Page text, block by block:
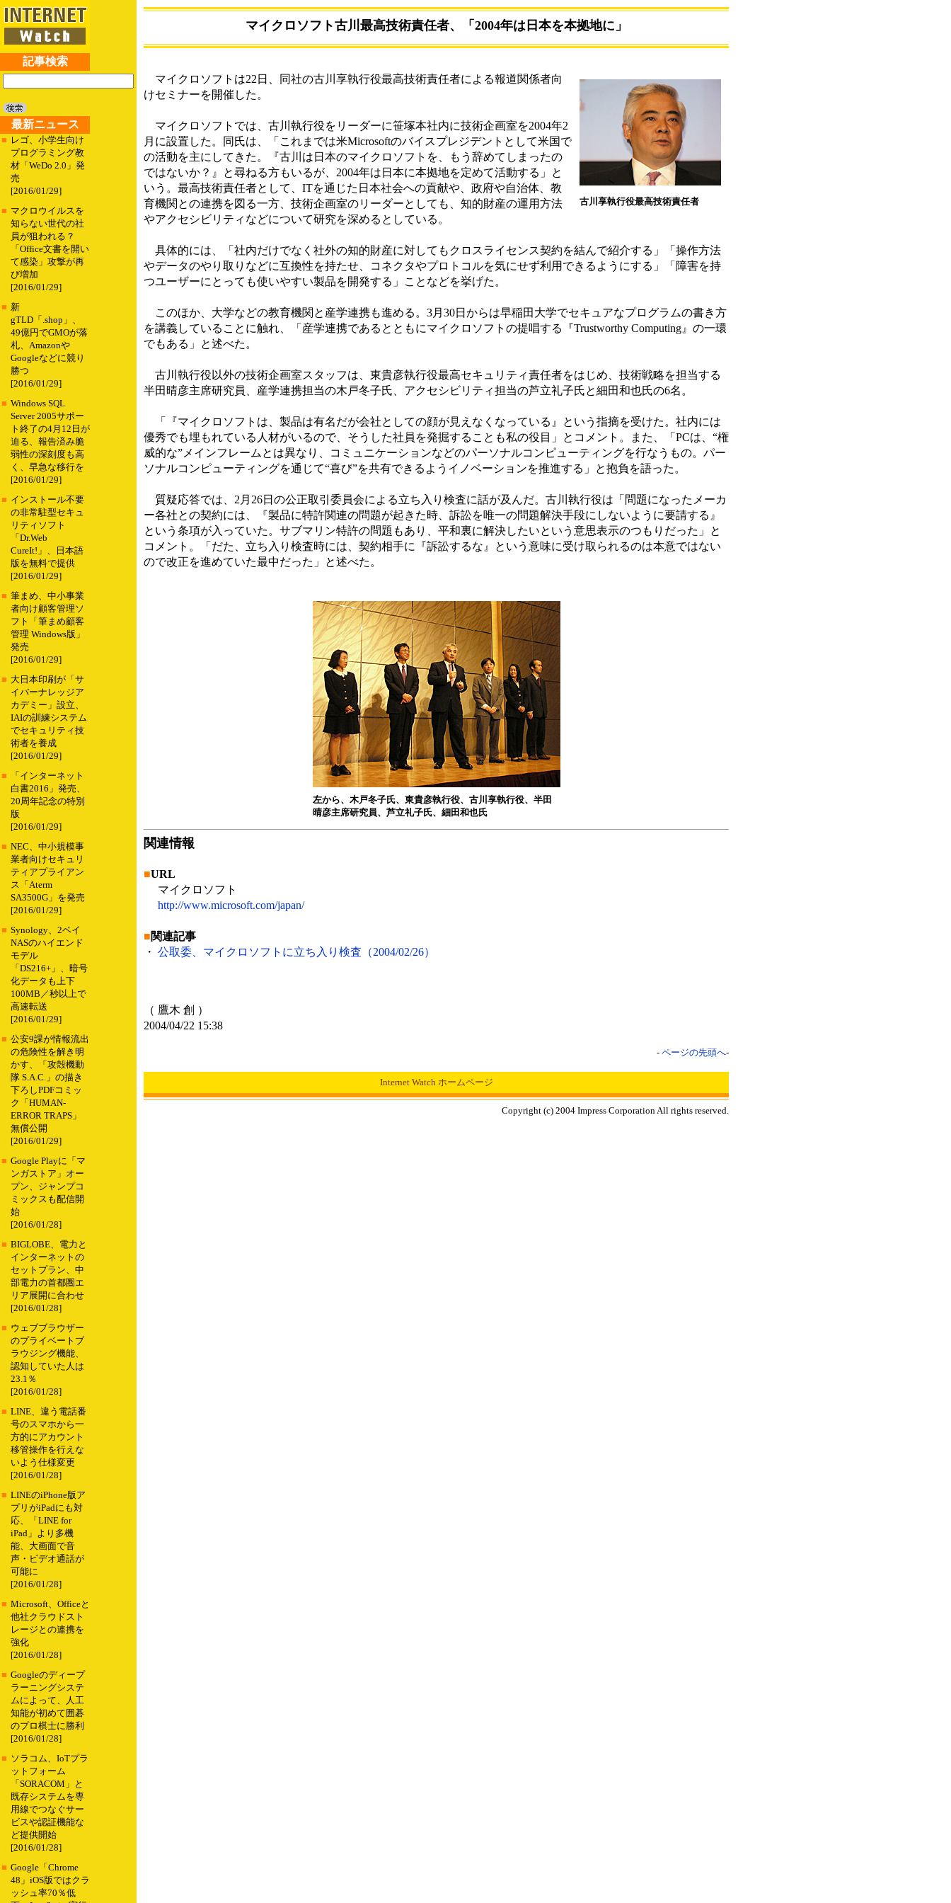
記事検索
最新ニュース
■ レゴ、小学生向け
プログラミング教
材「WeDo 2.0」発
売
[2016/01/29]
■ マクロウイルスを
知らない世代の社
員が狙われる？
「Office文書を開い
て感染」攻撃が再
び増加
[2016/01/29]
■ 新
gTLD「.shop」、
49億円でGMOが落
札、Amazonや
Googleなどに競り
勝つ
[2016/01/29]
■ Windows SQL
Server 2005サポー
ト終了の4月12日が
迫る、報告済み脆
弱性の深刻度も高
く、早急な移行を
[2016/01/29]
■ インストール不要
の非常駐型セキュ
リティソフト
「Dr.Web
CureIt!」、日本語
版を無料で提供
[2016/01/29]
■ 筆まめ、中小事業
者向け顧客管理ソ
フト「筆まめ顧客
管理 Windows版」
発売
[2016/01/29]
■ 大日本印刷が「サ
イバーナレッジア
カデミー」設立、
IAIの訓練システム
でセキュリティ技
術者を養成
[2016/01/29]
■
「インターネット
白書2016」発売、
20周年記念の特別
版
[2016/01/29]
■ NEC、中小規模事
業者向けセキュリ
ティアプライアン
ス「Aterm
SA3500G」を発売
[2016/01/29]
■ Synology、2ベイ
NASのハイエンド
モデル
「DS216+」、暗号
化データも上下
100MB／秒以上で
高速転送
[2016/01/29]
■ 公安9課が情報流出
の危険性を解き明
かす、「攻殻機動
隊 S.A.C.」の描き
下ろしPDFコミッ
ク「HUMAN-
ERROR TRAPS」
無償公開
[2016/01/29]
■ Google Playに「マ
ンガストア」オー
プン、ジャンプコ
ミックスも配信開
始
[2016/01/28]
■ BIGLOBE、電力と
インターネットの
セットプラン、中
部電力の首都圏エ
リア展開に合わせ
[2016/01/28]
■ ウェブブラウザー
のプライベートブ
ラウジング機能、
認知していた人は
23.1％
[2016/01/28]
■ LINE、違う電話番
号のスマホから一
方的にアカウント
移管操作を行えな
いよう仕様変更
[2016/01/28]
■ LINEのiPhone版ア
プリがiPadにも対
応、「LINE for
iPad」より多機
能、大画面で音
声・ビデオ通話が
可能に
[2016/01/28]
■ Microsoft、Officeと
他社クラウドスト
レージとの連携を
強化
[2016/01/28]
■ Googleのディープ
ラーニングシステ
ムによって、人工
知能が初めて囲碁
のプロ棋士に勝利
[2016/01/28]
■ ソラコム、IoTプラ
ットフォーム
「SORACOM」と
既存システムを専
用線でつなぐサー
ビスや認証機能な
ど提供開始
[2016/01/28]
■ Google「Chrome
48」iOS版ではクラ
ッシュ率70％低
マイクロソフト古川最高技術責任者、「2004年は日本を本拠地に」
古川享執行役最高技術責任者
マイクロソフトは22日、同社の古川享執行役最高技術責任者による報道関係者向
けセミナーを開催した。
マイクロソフトでは、古川執行役をリーダーに笹塚本社内に技術企画室を2004年2
月に設置した。同氏は、「これまでは米Microsoftのバイスプレジデントとして米国で
の活動を主にしてきた。『古川は日本のマイクロソフトを、もう辞めてしまったの
ではないか？』と尋ねる方もいるが、2004年は日本に本拠地を定めて活動する」と
いう。最高技術責任者として、ITを通じた日本社会への貢献や、政府や自治体、教
育機関との連携を図る一方、技術企画室のリーダーとしても、知的財産の運用方法
やアクセシビリティなどについて研究を深めるとしている。
具体的には、「社内だけでなく社外の知的財産に対してもクロスライセンス契約を結んで紹介する」「操作方法
やデータのやり取りなどに互換性を持たせ、コネクタやプロトコルを気にせず利用できるようにする」「障害を持
つユーザーにとっても使いやすい製品を開発する」ことなどを挙げた。
このほか、大学などの教育機関と産学連携も進める。3月30日からは早稲田大学でセキュアなプログラムの書き方
を講義していることに触れ、「産学連携であるとともにマイクロソフトの提唱する『Trustworthy Computing』の一環
でもある」と述べた。
古川執行役以外の技術企画室スタッフは、東貴彦執行役最高セキュリティ責任者をはじめ、技術戦略を担当する
半田晴彦主席研究員、産学連携担当の木戸冬子氏、アクセシビリティ担当の芦立礼子氏と細田和也氏の6名。
「『マイクロソフトは、製品は有名だが会社としての顔が見えなくなっている』という指摘を受けた。社内には
優秀でも埋もれている人材がいるので、そうした社員を発掘することも私の役目」とコメント。また、「PCは、“権
威的な”メインフレームとは異なり、コミュニケーションなどのパーソナルコンピューティングを行なうもの。パー
ソナルコンピューティングを通じて“喜び”を共有できるようイノベーションを推進する」と抱負を語った。
質疑応答では、2月26日の公正取引委員会による立ち入り検査に話が及んだ。古川執行役は「問題になったメーカ
ー各社との契約には、『製品に特許関連の問題が起きた時、訴訟を唯一の問題解決手段にしないように要請する』
という条項が入っていた。サブマリン特許の問題もあり、平和裏に解決したいという意思表示のつもりだった」と
コメント。「だた、立ち入り検査時には、契約相手に『訴訟するな』という意味に受け取られるのは本意ではない
ので改正を進めていた最中だった」と述べた。
左から、木戸冬子氏、東貴彦執行役、古川享執行役、半田
晴彦主席研究員、芦立礼子氏、細田和也氏
関連情報
■URL
マイクロソフト
http://www.microsoft.com/japan/
■関連記事
・ 公取委、マイクロソフトに立ち入り検査（2004/02/26）
（ 鷹木 創 ）
2004/04/22 15:38
- ページの先頭へ-
Internet Watch ホームページ
Copyright (c) 2004 Impress Corporation All rights reserved.